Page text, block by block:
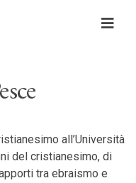
all’Università
del cristianesimo, di
tra ebraismo e